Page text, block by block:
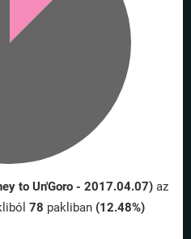
to Un'Goro - 2017.04.07) az
78 pakliban (12.48%)